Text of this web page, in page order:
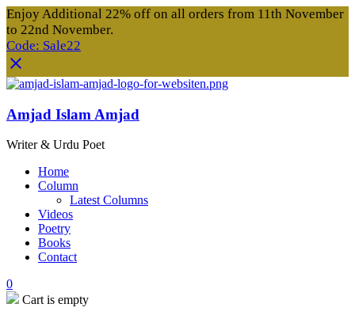
Enjoy Additional 22% off on all orders from 11th November
to 22nd November.
Code: Sale22
Amjad Islam Amjad
Writer & Urdu Poet
Home
Column
Latest Columns
Videos
Poetry
Books
Contact
0
Cart is empty